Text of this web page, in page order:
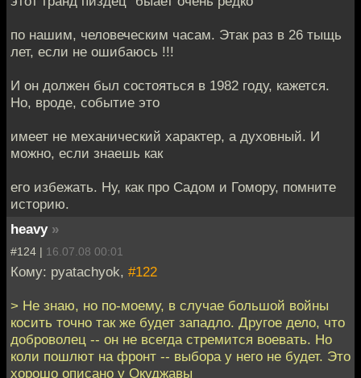
по нашим, человеческим часам. Этак раз в 26 тыщь
лет, если не ошибаюсь !!!
И он должен был состояться в 1982 году, кажется.
Но, вроде, событие это
имеет не механический характер, а духовный. И
можно, если знаешь как
его избежать. Ну, как про Садом и Гомору, помните
историю.
heavy »
#124 | 16.07.08 00:01
Кому: pyatachyok, #122
> Не знаю, но по-моему, в случае большой войны
косить точно так же будет западло. Другое дело, что
доброволец -- он не всегда стремится воевать. Но
коли пошлют на фронт -- выбора у него не будет. Это
хорошо описано у Окуджавы